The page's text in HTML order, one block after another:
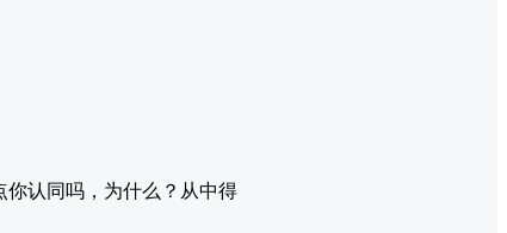
认同吗，为什么？从中得